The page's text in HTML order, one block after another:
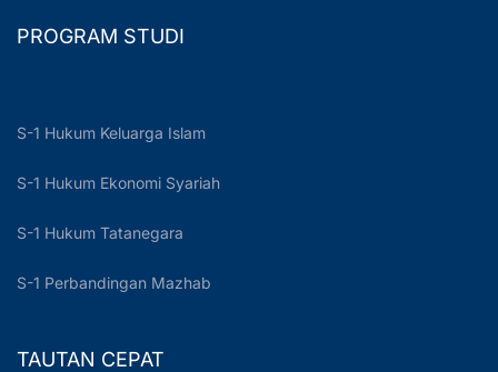
PROGRAM STUDI
S-1 Hukum Keluarga Islam
S-1 Hukum Ekonomi Syariah
S-1 Hukum Tatanegara
S-1 Perbandingan Mazhab
TAUTAN CEPAT